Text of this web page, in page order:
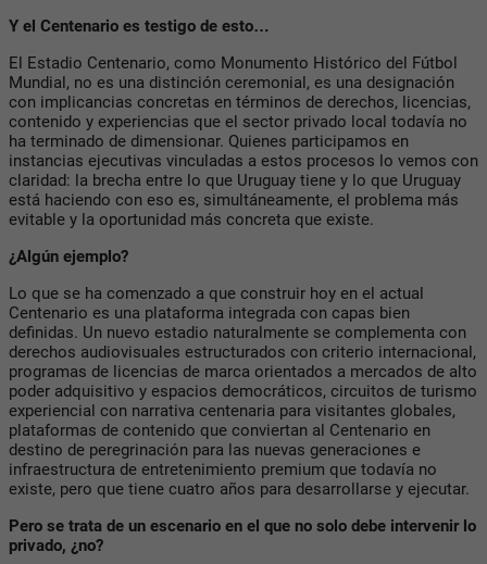
Y el Centenario es testigo de esto…
El Estadio Centenario, como Monumento Histórico del Fútbol
Mundial, no es una distinción ceremonial, es una designación
con implicancias concretas en términos de derechos, licencias,
contenido y experiencias que el sector privado local todavía no
ha terminado de dimensionar. Quienes participamos en
instancias ejecutivas vinculadas a estos procesos lo vemos con
claridad: la brecha entre lo que Uruguay tiene y lo que Uruguay
está haciendo con eso es, simultáneamente, el problema más
evitable y la oportunidad más concreta que existe.
¿Algún ejemplo?
Lo que se ha comenzado a que construir hoy en el actual
Centenario es una plataforma integrada con capas bien
definidas. Un nuevo estadio naturalmente se complementa con
derechos audiovisuales estructurados con criterio internacional,
programas de licencias de marca orientados a mercados de alto
poder adquisitivo y espacios democráticos, circuitos de turismo
experiencial con narrativa centenaria para visitantes globales,
plataformas de contenido que conviertan al Centenario en
destino de peregrinación para las nuevas generaciones e
infraestructura de entretenimiento premium que todavía no
existe, pero que tiene cuatro años para desarrollarse y ejecutar.
Pero se trata de un escenario en el que no solo debe intervenir lo
privado, ¿no?